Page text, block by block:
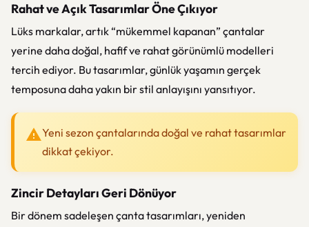
Rahat ve Açık Tasarımlar Öne Çıkıyor
Lüks markalar, artık “mükemmel kapanan” çantalar
yerine daha doğal, hafif ve rahat görünümlü modelleri
tercih ediyor. Bu tasarımlar, günlük yaşamın gerçek
temposuna daha yakın bir stil anlayışını yansıtıyor.
Yeni sezon çantalarında doğal ve rahat tasarımlar
dikkat çekiyor.
Zincir Detayları Geri Dönüyor
Bir dönem sadeleşen çanta tasarımları, yeniden